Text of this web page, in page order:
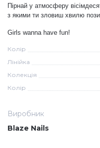
Блискітки для
Меланж (цукровий
Каміфубукі
Слюда
Пірнай у атмосферу
з якими ти зловиш хвилю
Girls wanna have fun!
Колір
Лінійка
Колекція
Колір
Виробник
Blaze Nails